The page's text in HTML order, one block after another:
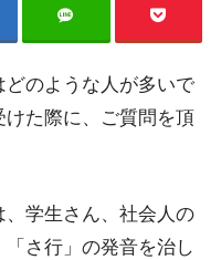
のような人が多いで
た際に、ご質問を頂
学生さん、社会人の
さ行」の発音を治し